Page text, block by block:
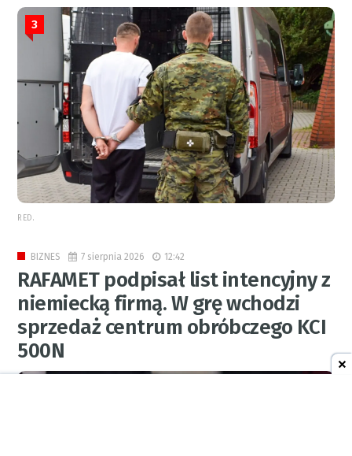
3
RED.
BIZNES 7 sierpnia 2026 12:42
RAFAMET podpisał list intencyjny z
niemiecką firmą. W grę wchodzi
sprzedaż centrum obróbczego KCI
500N